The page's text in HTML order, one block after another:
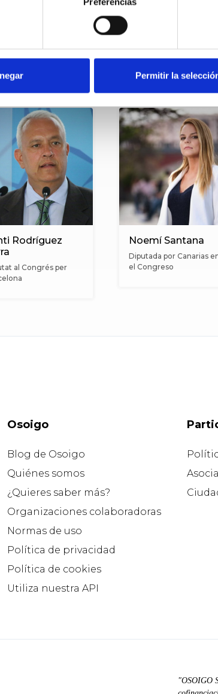
Permitir la
de los diputados
Rodríguez
al Congrés per
Noemí Santana
Diputada por Canarias
el Congreso
Osoigo
Blog de Osoigo
Quiénes somos
¿Quieres saber más?
Organizaciones colaboradoras
Normas de uso
Política de privacidad
Política de cookies
Utiliza nuestra API
"OSOIGO